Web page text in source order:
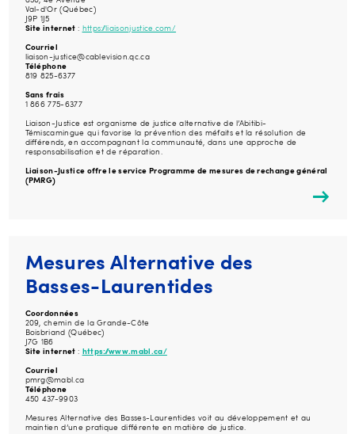
Val-d'Or (Québec)
J9P 1J5
Site internet : https://liaisonjustice.com/
Courriel
liaison-justice@cablevision.qc.ca
Téléphone
819 825-6377
Sans frais
1 866 775-6377
Liaison-Justice est organisme de justice alternative de l’Abitibi-
Témiscamingue qui favorise la prévention des méfaits et la résolution de
différends, en accompagnant la communauté, dans une approche de
responsabilisation et de réparation.
Liaison-Justice offre le service Programme de mesures de rechange général
(PMRG)
Mesures Alternative des
Basses-Laurentides
Coordonnées
209, chemin de la Grande-Côte
Boisbriand (Québec)
J7G 1B6
Site internet : https://www.mabl.ca/
Courriel
pmrg@mabl.ca
Téléphone
450 437-9903
Mesures Alternative des Basses-Laurentides voit au développement et au
maintien d’une pratique différente en matière de justice.